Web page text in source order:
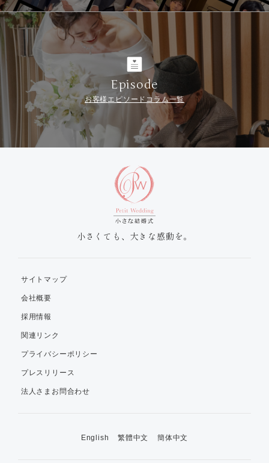
Episode
お客様エピソードコラム一覧
小さくても、大きな感動を。
サイトマップ
会社概要
採用情報
関連リンク
プライバシーポリシー
プレスリリース
法人さまお問合わせ
English 繁體中文 簡体中文